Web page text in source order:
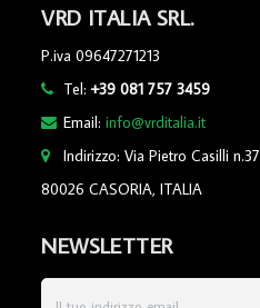
VRD ITALIA SRL.
P.iva 09647271213
Tel:+39 081 757 3459
Email:info@vrditalia.it
Indirizzo: Via Pietro Casilli n.37
80026 CASORIA, ITALIA
NEWSLETTER